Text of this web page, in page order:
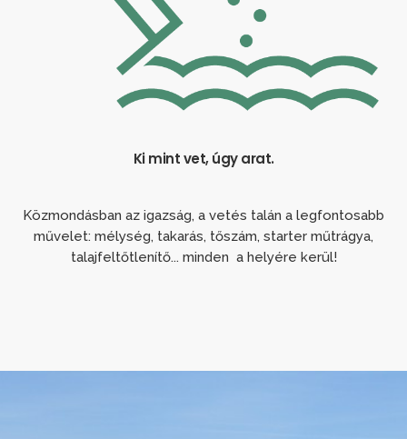
Ki mint vet, úgy arat.
Közmondásban az igazság, a vetés talán a legfontosabb
művelet: mélység, takarás, tőszám, starter műtrágya,
talajfeltőtlenítő... minden a helyére kerül!